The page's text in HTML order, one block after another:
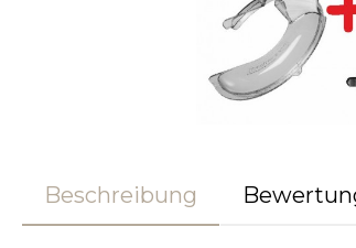
Beschreibung